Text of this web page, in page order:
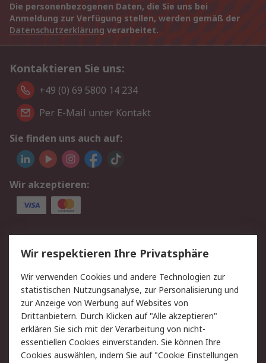
Die personenbezogenen Daten, die Sie uns bei
Anmeldung zur Verfügung stellen, werden gemäß der
Datenschutzerklärung verarbeitet.
Kontaktieren Sie uns:
+49 (0) 69 5800 14 234
Per E-Mail unter Kontakt
Sie finden uns auch auf:
Wir akzeptieren:
Service
Value Added Services
Lieferlösungen
Rücksendungen
Kontakt
Hilfe
Privatkunden
Rechtliches
AGB
Datenschutz
Wir respektieren Ihre Privatsphäre
Wir verwenden Cookies und andere Technologien zur
statistischen Nutzungsanalyse, zur Personalisierung und
zur Anzeige von Werbung auf Websites von
Drittanbietern. Durch Klicken auf "Alle akzeptieren"
erklären Sie sich mit der Verarbeitung von nicht-
essentiellen Cookies einverstanden. Sie können Ihre
Cookies auswählen, indem Sie auf "Cookie Einstellungen